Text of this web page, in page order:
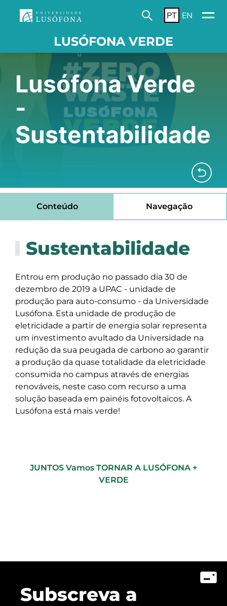
PT EN
LUSÓFONA VERDE
Lusófona Verde
-
Sustentabilidade
Conteúdo Navegação
Sustentabilidade
Entrou em produção no passado dia 30 de
dezembro de 2019 a UPAC - unidade de
produção para auto-consumo - da Universidade
Lusófona. Esta unidade de produção de
eletricidade a partir de energia solar representa
um investimento avultado da Universidade na
redução da sua peugada de carbono ao garantir
a produção da quase totalidade da eletricidade
consumida no campus através de energias
renováveis, neste caso com recurso a uma
solução baseada em painéis fotovoltaicos. A
Lusófona está mais verde!
JUNTOS Vamos TORNAR A LUSÓFONA +
VERDE
Subscreva a